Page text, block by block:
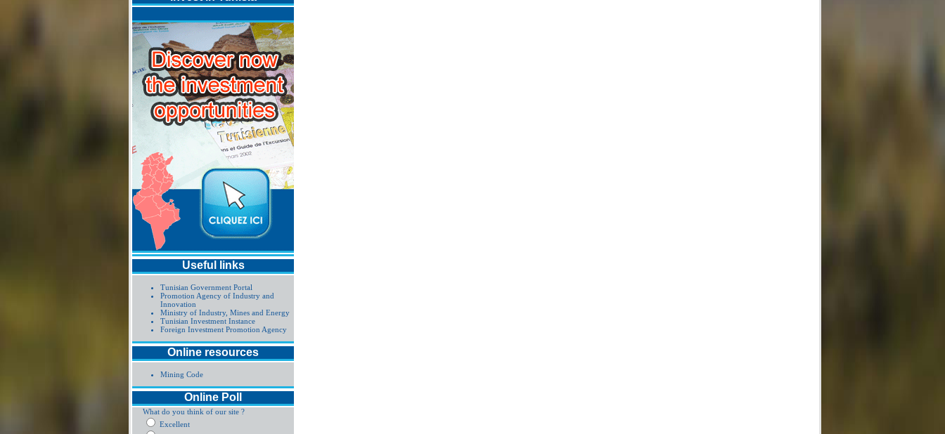
Useful links
Tunisian Government Portal
Promotion Agency of Industry and
Innovation
Ministry of Industry, Mines and Energy
Tunisian Investment Instance
Foreign Investment Promotion Agency
Online resources
Mining Code
Online Poll
What do you think of our site ?
Excellent